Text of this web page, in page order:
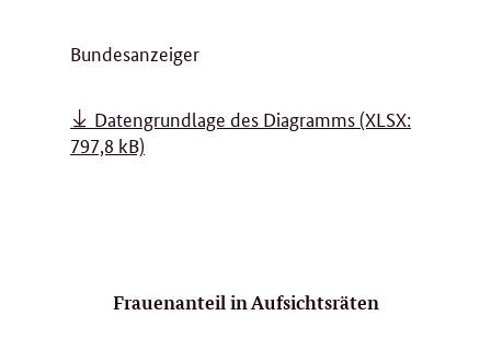
Bundesanzeiger
Datengrundlage des Diagramms(XLSX:
797,8 kB)
Frauenanteil in Aufsichtsräten